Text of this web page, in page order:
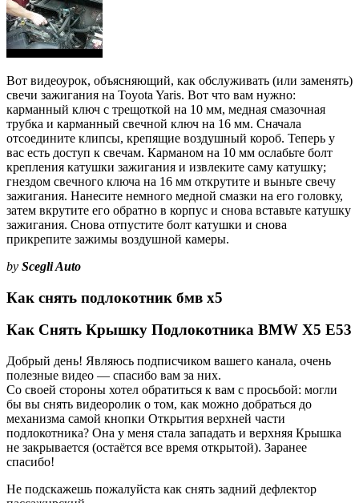
Вот видеоурок, объясняющий, как обслуживать (или заменять)
свечи зажигания на Toyota Yaris. Вот что вам нужно:
карманный ключ с трещоткой на 10 мм, медная смазочная
трубка и карманный свечной ключ на 16 мм. Сначала
отсоедините клипсы, крепящие воздушный короб. Теперь у
вас есть доступ к свечам. Карманом на 10 мм ослабьте болт
крепления катушки зажигания и извлеките саму катушку;
гнездом свечного ключа на 16 мм открутите и выньте свечу
зажигания. Нанесите немного медной смазки на его головку,
затем вкрутите его обратно в корпус и снова вставьте катушку
зажигания. Снова отпустите болт катушки и снова
прикрепите зажимы воздушной камеры.
by Scegli Auto
Как снять подлокотник бмв х5
Как Снять Крышку Подлокотника BMW X5 E53
Добрый день! Являюсь подписчиком вашего канала, очень
полезные видео — спасибо вам за них.
Со своей стороны хотел обратиться к вам с просьбой: могли
бы вы снять видеоролик о том, как можно добраться до
механизма самой кнопки Открытия верхней части
подлокотника? Она у меня стала западать и верхняя Крышка
не закрывается (остаётся все время открытой). Заранее
спасибо!
Не подскажешь пожалуйста как снять задний дефлектор